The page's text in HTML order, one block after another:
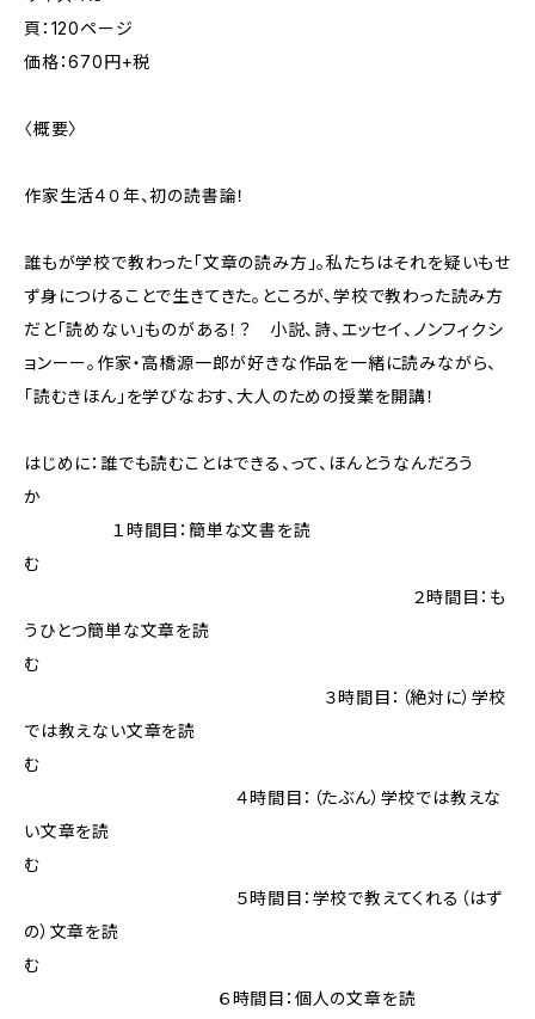
頁：120ページ
価格：670円+税
〈概要〉
作家生活４０年、初の読書論！
誰もが学校で教わった「文章の読み方」。私たちはそれを疑いもせ
ず身につけることで生きてきた。ところが、学校で教わった読み方
だと「読めない」ものがある！？ 小説、詩、エッセイ、ノンフィクシ
ョンーー。作家・高橋源一郎が好きな作品を一緒に読みながら、
「読むきほん」を学びなおす、大人のための授業を開講！
はじめに：誰でも読むことはできる、って、ほんとうなんだろう
か
１時間目：簡単な文書を読
む
２時間目：も
うひとつ簡単な文章を読
む
３時間目：（絶対に）学校
では教えない文章を読
む
４時間目：（たぶん）学校では教えな
い文章を読
む
５時間目：学校で教えてくれる（はず
の）文章を読
む
６時間目：個人の文章を読